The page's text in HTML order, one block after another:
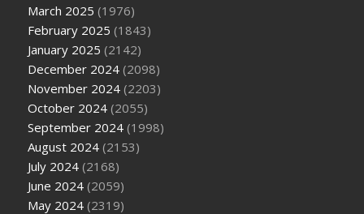
March 2025 (1976)
February 2025 (1843)
January 2025 (2142)
December 2024 (2098)
November 2024 (2203)
October 2024 (2055)
September 2024 (1998)
August 2024 (2153)
July 2024 (2168)
June 2024 (2059)
May 2024 (2319)